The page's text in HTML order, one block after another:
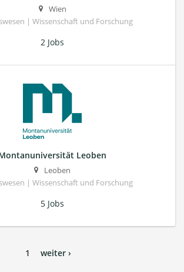
Wien
| Wissenschaft und Forschung
2 Jobs
Leoben
Leoben
| Wissenschaft und Forschung
5 Jobs
1 weiter ›